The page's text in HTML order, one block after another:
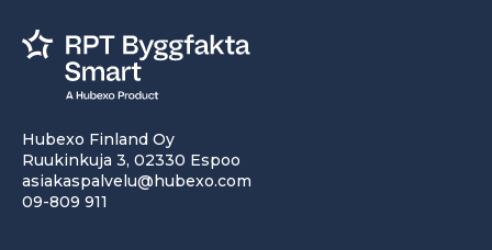
Hubexo Finland Oy
Ruukinkuja 3, 02330 Espoo
asiakaspalvelu@hubexo.com
09-809 911